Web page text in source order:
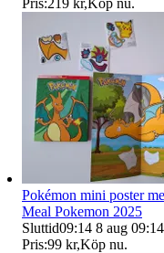
Pokémon mini poster
Meal Pokemon 2025
Sluttid09:14 8 aug 09:14
Pris:99 kr,Köp nu.